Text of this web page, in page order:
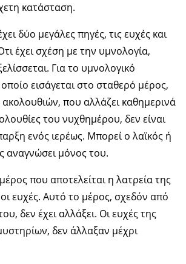
κατάσταση.
δύο μεγάλες πηγές, τις ευχές και
έχει σχέση με την υμνολογία,
Για το υμνολογικό
εισάγεται στο σταθερό μέρος,
που αλλάζει καθημερινά
του νυχθημέρου, δεν είναι
ενός ιερέως. Μπορεί ο λαϊκός ή
αναγνώσει μόνος του.
που αποτελείται η λατρεία της
οι ευχές. Αυτό το μέρος, σχεδόν από
δεν έχει αλλάξει. Οι ευχές της
δεν άλλαξαν μέχρι